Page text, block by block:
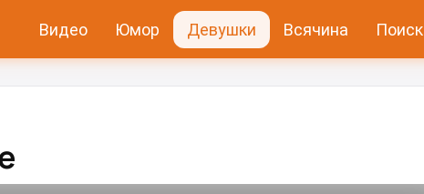
Видео Юмор Девушки Всячина Поиск